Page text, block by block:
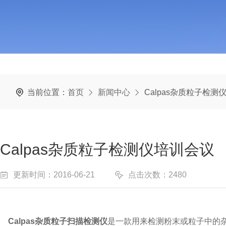
当前位置： 首页 新闻中心 Calpas杂质粒子检测
Calpas杂质粒子检测仪培训会议
更新时间：2016-06-21 点击次数：2480
Calpas杂质粒子扫描检测仪是一款用来检测粉末或粒子中的